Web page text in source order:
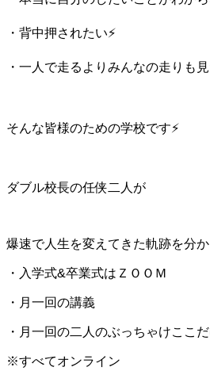
・背中押されたい⚡️
・一人で走るよりみんなの走りも見
そんな皆様のための学校です⚡️
ダブル校長の任侠二人が
爆速で人生を変えてきた軌跡を分か
・入学式&卒業式はＺＯＯＭ
・月一回の講義
・月一回の二人のぶっちゃけここ
※すべてオンライン